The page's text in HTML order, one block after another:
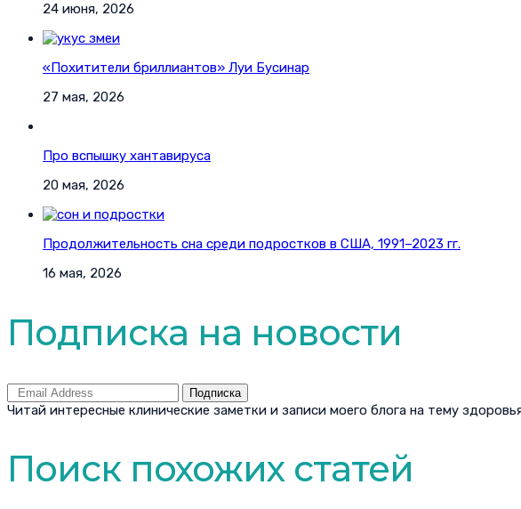
24 июня, 2026
«Похитители бриллиантов» Луи Бусинар
27 мая, 2026
Про вспышку хантавируса
20 мая, 2026
Продолжительность сна среди подростков в США, 1991–2023 гг.
16 мая, 2026
Подписка на новости
Подписка
Читай интересные клинические заметки и записи моего блога на тему
Поиск похожих статей